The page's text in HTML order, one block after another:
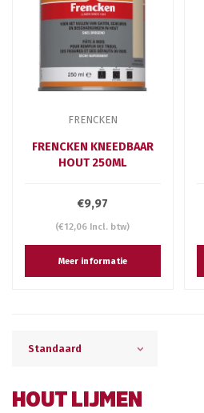
FRENCKEN
FRENCKEN KNEEDBAAR
HOUT 250ML
€9,97
(€12,06 Incl. btw)
Meer informatie
Standaard
HOUT LIJMEN